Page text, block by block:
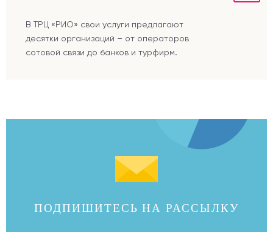
В ТРЦ «РИО» свои услуги предлагают
десятки организаций – от операторов
сотовой связи до банков и турфирм.
ПОДПИШИТЕСЬ НА РАССЫЛКУ